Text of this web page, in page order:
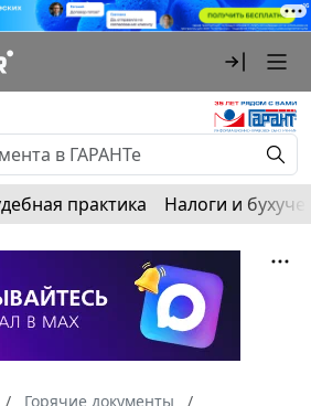
практика Налоги и
Горячие документы